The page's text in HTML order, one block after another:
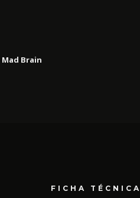
Mad Brain
FICHA TÉCNICA